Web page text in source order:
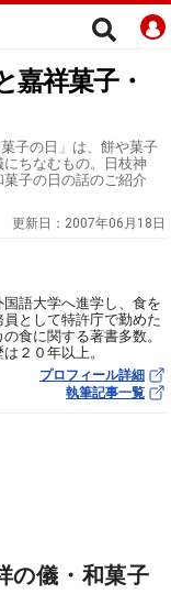
嘉祥菓子・
子の日」は、餅や菓子
ちなむもの。日枝神
子の日の話のご紹介
更新日： 2007年06月18日
語大学へ進学し、食を
として特許庁で勤めた
食に関する著書多数。
２０年以上。
プロフィール詳細
執筆記事一覧
の儀・和菓子